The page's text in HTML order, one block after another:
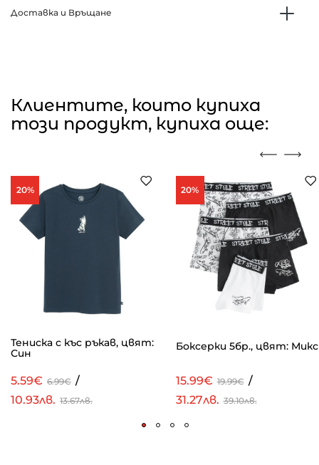
Доставка и Връщане
Клиентите, които купиха
този продукт, купиха още:
20%
Тениска с къс ръкав, цвят:
Син
5.59€ 6.99€ /
10.93лв. 13.67лв.
20%
Боксерки 5бр., цвят: Микс
15.99€ 19.99€ /
31.27лв. 39.10лв.